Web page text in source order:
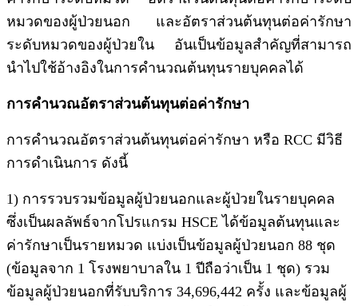
หมวดของผู้ป่วยนอก และอัตราส่วนต้นทุนต่อค่ารักษา
ระดับหมวดของผู้ป่วยใน อันเป็นข้อมูลสำคัญที่สามารถ
นำไปใช้อ้างอิงในการคำนวณต้นทุนรายบุคคลได้
การคำนวณอัตราส่วนต้นทุนต่อค่ารักษา
การคำนวณอัตราส่วนต้นทุนต่อค่ารักษา หรือ RCC มีวิธี
การดำเนินการ ดังนี้
1) การรวบรวมข้อมูลผู้ป่วยนอกและผู้ป่วยในรายบุคคล
ซึ่งเป็นผลลัพธ์จากโปรแกรม HSCE ได้ข้อมูลต้นทุนและ
ค่ารักษาเป็นรายหมวด แบ่งเป็นข้อมูลผู้ป่วยนอก 88 ชุด
(ข้อมูลจาก 1 โรงพยาบาลใน 1 ปีถือว่าเป็น 1 ชุด) รวม
ข้อมูลผู้ป่วยนอกที่รับบริการ 34,696,442 ครั้ง และข้อมูลผู้